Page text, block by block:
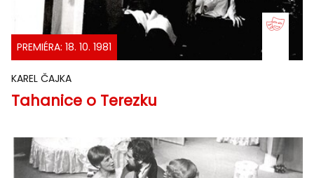
PREMIÉRA: 18. 10. 1981
KAREL ČAJKA
Tahanice o Terezku